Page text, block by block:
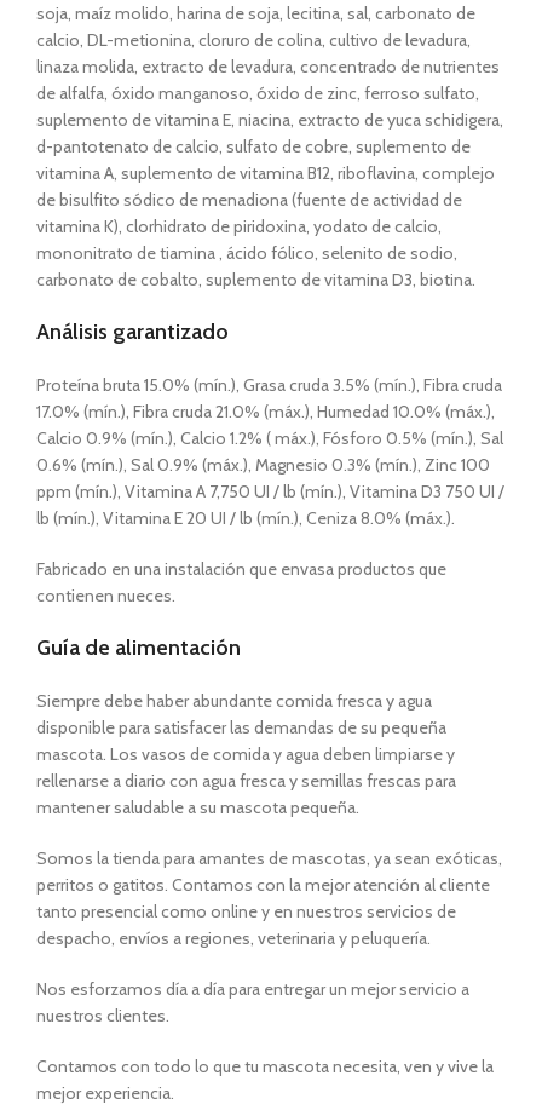
soja, maíz molido, harina de soja, lecitina, sal, carbonato de
calcio, DL-metionina, cloruro de colina, cultivo de levadura,
linaza molida, extracto de levadura, concentrado de nutrientes
de alfalfa, óxido manganoso, óxido de zinc, ferroso sulfato,
suplemento de vitamina E, niacina, extracto de yuca schidigera,
d-pantotenato de calcio, sulfato de cobre, suplemento de
vitamina A, suplemento de vitamina B12, riboflavina, complejo
de bisulfito sódico de menadiona (fuente de actividad de
vitamina K), clorhidrato de piridoxina, yodato de calcio,
mononitrato de tiamina , ácido fólico, selenito de sodio,
carbonato de cobalto, suplemento de vitamina D3, biotina.
Análisis garantizado
Proteína bruta 15.0% (mín.), Grasa cruda 3.5% (mín.), Fibra cruda
17.0% (mín.), Fibra cruda 21.0% (máx.), Humedad 10.0% (máx.),
Calcio 0.9% (mín.), Calcio 1.2% ( máx.), Fósforo 0.5% (mín.), Sal
0.6% (mín.), Sal 0.9% (máx.), Magnesio 0.3% (mín.), Zinc 100
ppm (mín.), Vitamina A 7,750 UI / lb (mín.), Vitamina D3 750 UI /
lb (mín.), Vitamina E 20 UI / lb (mín.), Ceniza 8.0% (máx.).
Fabricado en una instalación que envasa productos que
contienen nueces.
Guía de alimentación
Siempre debe haber abundante comida fresca y agua
disponible para satisfacer las demandas de su pequeña
mascota. Los vasos de comida y agua deben limpiarse y
rellenarse a diario con agua fresca y semillas frescas para
mantener saludable a su mascota pequeña.
Somos la tienda para amantes de mascotas, ya sean exóticas,
perritos o gatitos. Contamos con la mejor atención al cliente
tanto presencial como online y en nuestros servicios de
despacho, envíos a regiones, veterinaria y peluquería.
Nos esforzamos día a día para entregar un mejor servicio a
nuestros clientes.
Contamos con todo lo que tu mascota necesita, ven y vive la
mejor experiencia.